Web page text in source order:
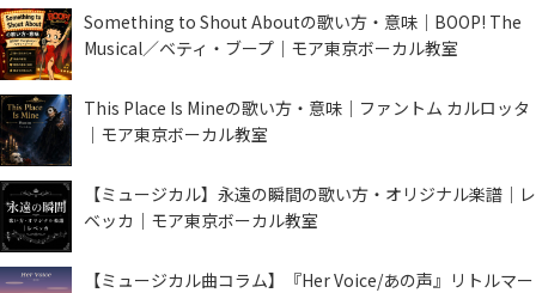
Something to Shout Aboutの歌い方・意味｜BOOP! The
Musical／ベティ・ブープ｜モア東京ボーカル教室
This Place Is Mineの歌い方・意味｜ファントム カルロッタ
｜モア東京ボーカル教室
【ミュージカル】永遠の瞬間の歌い方・オリジナル楽譜｜レ
ベッカ｜モア東京ボーカル教室
【ミュージカル曲コラム】『Her Voice/あの声』リトルマー